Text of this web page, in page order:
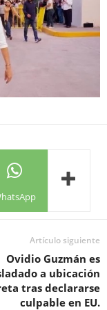
Artículo siguiente
Ovidio Guzmán es
a ubicación
tras declararse
culpable en EU.